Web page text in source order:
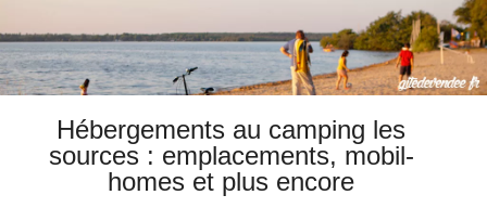
Hébergements au camping les
sources : emplacements, mobil-
homes et plus encore